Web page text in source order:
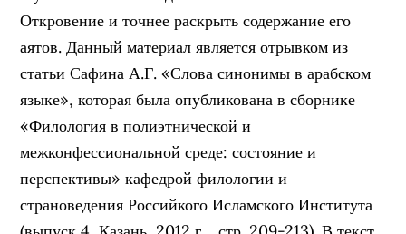
Откровение и точнее раскрыть содержание его
аятов. Данный материал является отрывком из
статьи Сафина А.Г. «Слова синонимы в арабском
языке», которая была опубликована в сборнике
«Филология в полиэтнической и
межконфессиональной среде: состояние и
перспективы» кафедрой филологии и
страноведения Российкого Исламского Института